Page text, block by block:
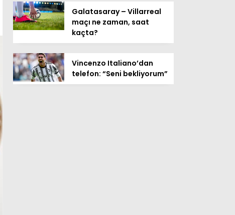
Galatasaray – Villarreal
maçı ne zaman, saat
kaçta?
Vincenzo Italiano’dan
telefon: “Seni bekliyorum”